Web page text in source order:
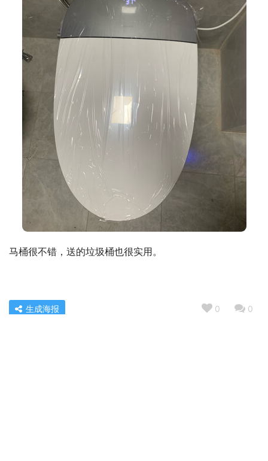
马桶很不错，送的垃圾桶也很实用。
0 0
生成海报